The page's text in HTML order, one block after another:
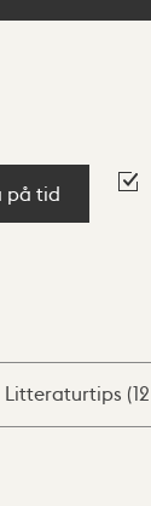
på tid
Litteraturtips (12